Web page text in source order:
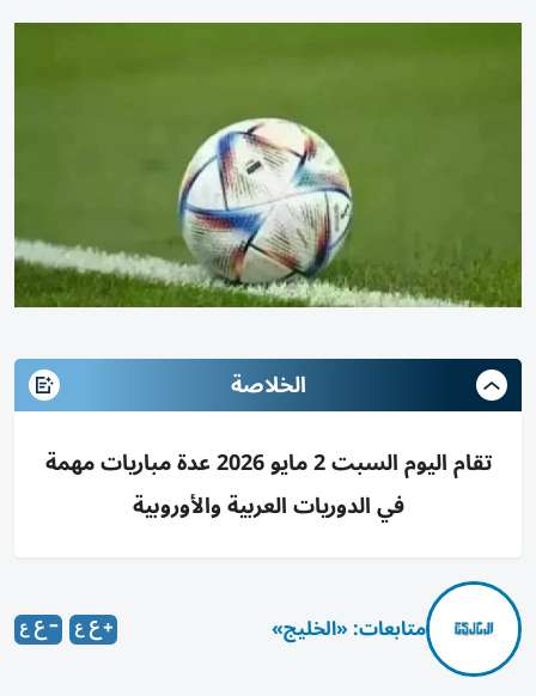
الخلاصة
تقام اليوم السبت 2 مايو 2026 عدة مباريات مهمة
في الدوريات العربية والأوروبية
متابعات: «الخليج»